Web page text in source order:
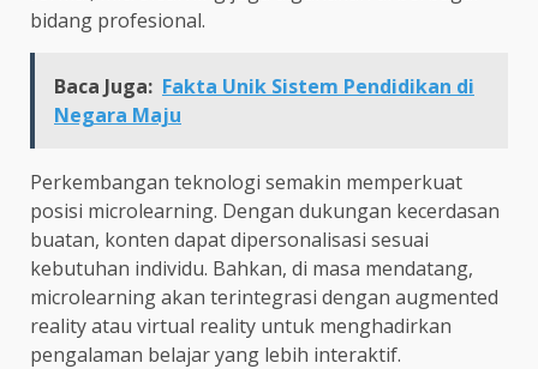
bidang profesional.
Baca Juga: Fakta Unik Sistem Pendidikan di
Negara Maju
Perkembangan teknologi semakin memperkuat
posisi microlearning. Dengan dukungan kecerdasan
buatan, konten dapat dipersonalisasi sesuai
kebutuhan individu. Bahkan, di masa mendatang,
microlearning akan terintegrasi dengan augmented
reality atau virtual reality untuk menghadirkan
pengalaman belajar yang lebih interaktif.